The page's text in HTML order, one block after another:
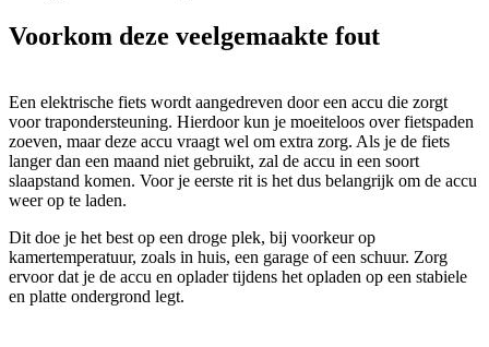
Voorkom deze veelgemaakte fout
Een elektrische fiets wordt aangedreven door een accu die zorgt
voor trapondersteuning. Hierdoor kun je moeiteloos over fietspaden
zoeven, maar deze accu vraagt wel om extra zorg. Als je de fiets
langer dan een maand niet gebruikt, zal de accu in een soort
slaapstand komen. Voor je eerste rit is het dus belangrijk om de accu
weer op te laden.
Dit doe je het best op een droge plek, bij voorkeur op
kamertemperatuur, zoals in huis, een garage of een schuur. Zorg
ervoor dat je de accu en oplader tijdens het opladen op een stabiele
en platte ondergrond legt.